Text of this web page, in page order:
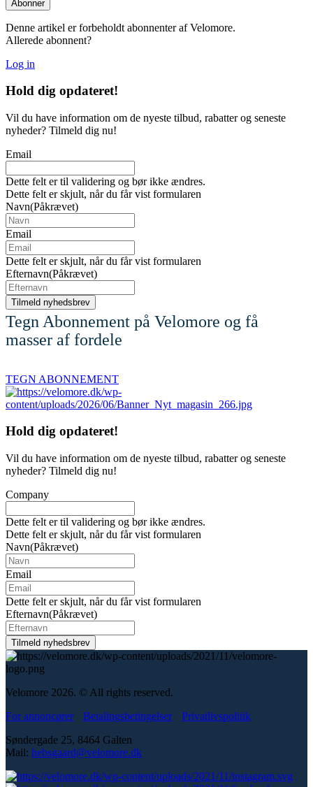
Denne artikel er forbeholdt abonnenter af Velomore.
Allerede abonnent?
Log in
Hold dig opdateret!
Vil du have information om de nyeste tilbud, rabatter og seneste
nyheder? Tilmeld dig nu!
Email
Dette felt er til validering og bør ikke ændres.
Dette felt er skjult, når du får vist formularen
Navn(Påkrævet)
Email
Dette felt er skjult, når du får vist formularen
Efternavn(Påkrævet)
Tegn Abonnement på Velomore og få
masser af fordele
TEGN ABONNEMENT
Hold dig opdateret!
Vil du have information om de nyeste tilbud, rabatter og seneste
nyheder? Tilmeld dig nu!
Company
Dette felt er til validering og bør ikke ændres.
Dette felt er skjult, når du får vist formularen
Navn(Påkrævet)
Email
Dette felt er skjult, når du får vist formularen
Efternavn(Påkrævet)
Velomore 2026. © All rights reserved.
For annoncører
Betalingsbetingelser
Privatlivspolitik
Søndergade 25, 8464 Galten
Mail: hebsgaard@velomore.dk